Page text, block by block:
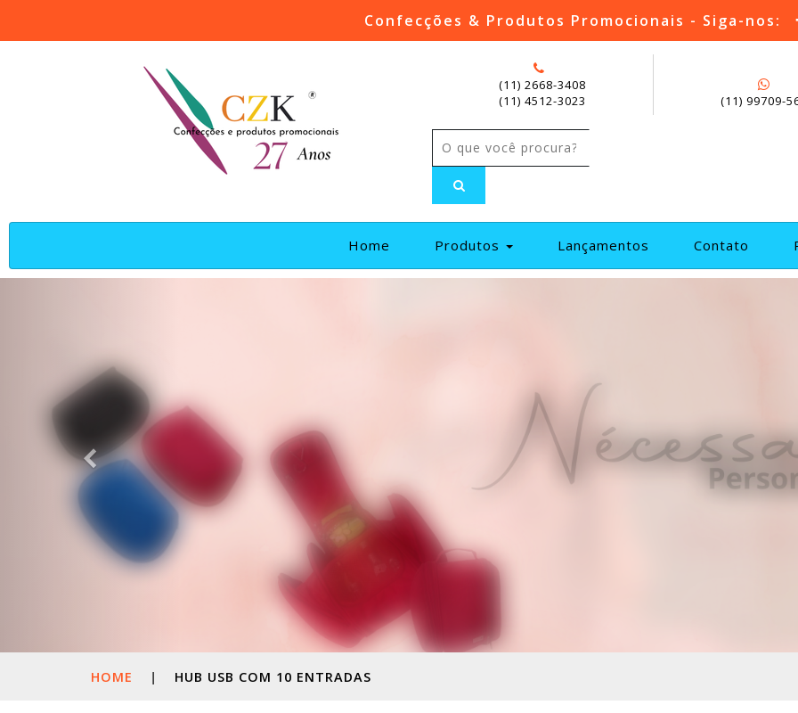
Confecções & Produtos Promocionais - Siga-nos:
(11) 2668-3408
(11) 4512-3023
(11) 99709-
Home (current)Produtos Lançamentos Contato
HOME | HUB USB COM 10 ENTRADAS